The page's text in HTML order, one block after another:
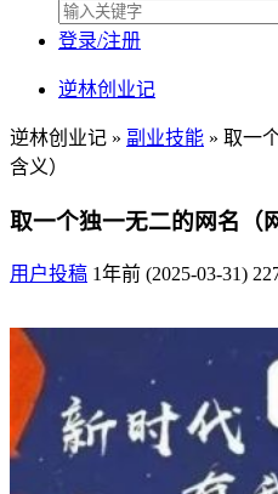
登录/注册
逆林创业记
逆林创业记 » 副业技能 » 取一
含义）
取一个独一无二的网名（
用户投稿 1年前 (2025-03-31)